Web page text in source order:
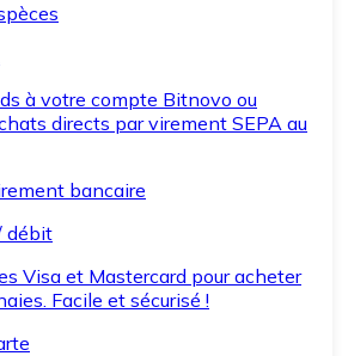
à votre compte Bitnovo ou
directs par virement SEPA au
bancaire
débit
Visa et Mastercard pour acheter
Facile et sécurisé !